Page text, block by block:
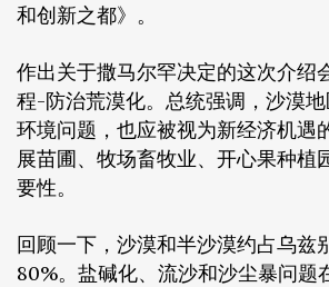
和创新之都》。
作出关于撒马尔罕决定的这次介绍
程-防治荒漠化。总统强调，沙漠
环境问题，也应被视为新经济机遇
展苗圃、牧场畜牧业、开心果种植
要性。
回顾一下，沙漠和半沙漠约占乌兹
80%。盐碱化、流沙和沙尘暴问题